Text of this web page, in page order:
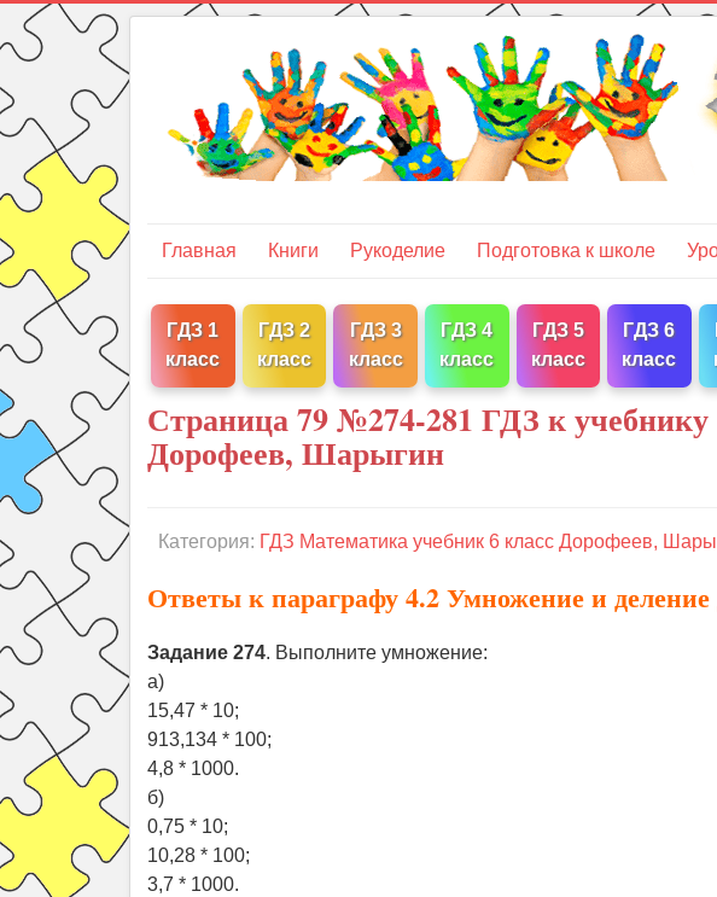
Главная Книги Рукоделие Подготовка к школе
ГДЗ 1
класс
ГДЗ 2
класс
ГДЗ 3
класс
ГДЗ 4
класс
ГДЗ 5
класс
ГДЗ 6
класс
Страница 79 №274-281 ГДЗ к
Дорофеев, Шарыгин
Категория: ГДЗ Математика учебник 6 класс Дорофеев,
Ответы к параграфу 4.2 Умножение и деление
Задание 274. Выполните умножение:
а)
15,47 * 10;
913,134 * 100;
4,8 * 1000.
б)
0,75 * 10;
10,28 * 100;
3,7 * 1000.